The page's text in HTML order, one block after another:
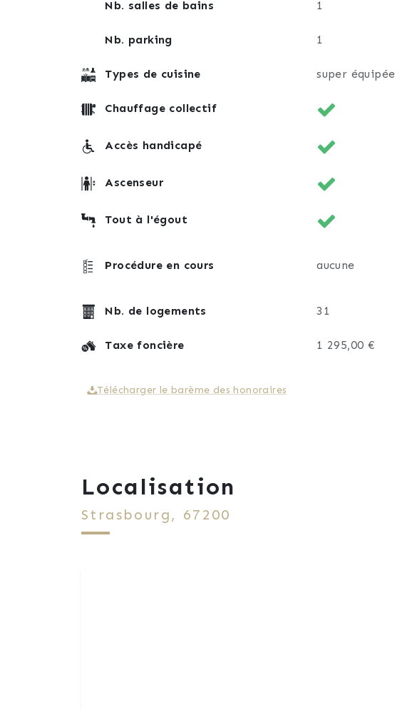
Nb. salles de bains 1
Nb. parking 1
Types de cuisine super équipée
Chauffage collectif
Accès handicapé
Ascenseur
Tout à l'égout
Procédure en cours aucune
Nb. de logements 31
Taxe foncière 1 295,00 €
Télécharger le barème des honoraires
Localisation
Strasbourg, 67200